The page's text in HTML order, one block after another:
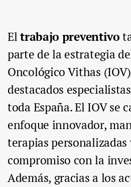
Eltrabajo preventivo
parte de la estrategia
Oncológico Vithas
destacados
toda España. El IOV se
enfoque innovador,
terapias
compromiso con la
Además, gracias a los